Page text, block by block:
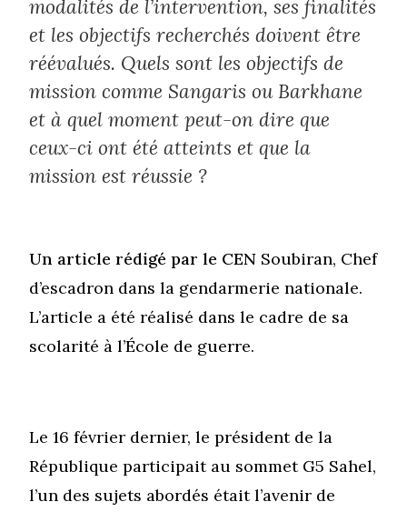
modalités de l’intervention, ses finalités
et les objectifs recherchés doivent être
réévalués. Quels sont les objectifs de
mission comme Sangaris ou Barkhane
et à quel moment peut-on dire que
ceux-ci ont été atteints et que la
mission est réussie ?
Un article rédigé par le CEN Soubiran, Chef
d’escadron dans la gendarmerie nationale.
L’article a été réalisé dans le cadre de sa
scolarité à l’École de guerre.
Le 16 février dernier, le président de la
République participait au sommet G5 Sahel,
l’un des sujets abordés était l’avenir de